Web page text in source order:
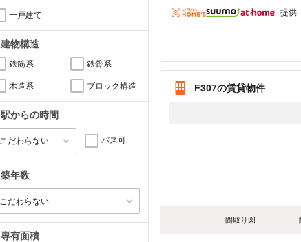
一戸建て
建物構造
鉄筋系 鉄骨系
木造系 ブロック構造
駅からの時間
バス可
築年数
専有面積
提供
F307の賃貸物件
間取り図